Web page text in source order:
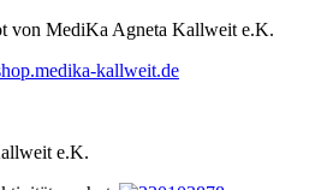
von MediKa Agneta Kallweit e.K.
kallweit.de
e.K.